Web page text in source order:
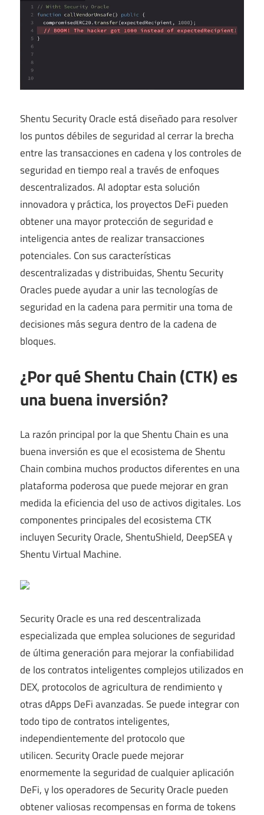
Shentu Security Oracle está diseñado para resolver
los puntos débiles de seguridad al cerrar la brecha
entre las transacciones en cadena y los controles de
seguridad en tiempo real a través de enfoques
descentralizados. Al adoptar esta solución
innovadora y práctica, los proyectos DeFi pueden
obtener una mayor protección de seguridad e
inteligencia antes de realizar transacciones
potenciales. Con sus características
descentralizadas y distribuidas, Shentu Security
Oracles puede ayudar a unir las tecnologías de
seguridad en la cadena para permitir una toma de
decisiones más segura dentro de la cadena de
bloques.
¿Por qué Shentu Chain (CTK) es
una buena inversión?
La razón principal por la que Shentu Chain es una
buena inversión es que el ecosistema de Shentu
Chain combina muchos productos diferentes en una
plataforma poderosa que puede mejorar en gran
medida la eficiencia del uso de activos digitales. Los
componentes principales del ecosistema CTK
incluyen Security Oracle, ShentuShield, DeepSEA y
Shentu Virtual Machine.
Security Oracle es una red descentralizada
especializada que emplea soluciones de seguridad
de última generación para mejorar la confiabilidad
de los contratos inteligentes complejos utilizados en
DEX, protocolos de agricultura de rendimiento y
otras dApps DeFi avanzadas. Se puede integrar con
todo tipo de contratos inteligentes,
independientemente del protocolo que
utilicen. Security Oracle puede mejorar
enormemente la seguridad de cualquier aplicación
DeFi, y los operadores de Security Oracle pueden
obtener valiosas recompensas en forma de tokens